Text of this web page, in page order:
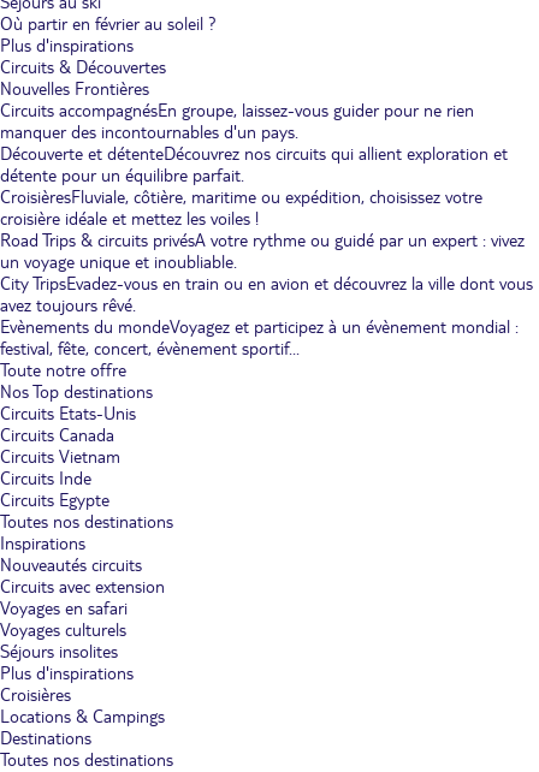
Où partir en février au soleil ?
Plus d'inspirations
Circuits & Découvertes
Nouvelles Frontières
Circuits accompagnésEn groupe, laissez-vous guider pour ne rien
manquer des incontournables d'un pays.
Découverte et détenteDécouvrez nos circuits qui allient exploration et
détente pour un équilibre parfait.
CroisièresFluviale, côtière, maritime ou expédition, choisissez votre
croisière idéale et mettez les voiles !
Road Trips & circuits privésA votre rythme ou guidé par un expert : vivez
un voyage unique et inoubliable.
City TripsEvadez-vous en train ou en avion et découvrez la ville dont vous
avez toujours rêvé.
Evènements du mondeVoyagez et participez à un évènement mondial :
festival, fête, concert, évènement sportif...
Toute notre offre
Nos Top destinations
Circuits Etats-Unis
Circuits Canada
Circuits Vietnam
Circuits Inde
Circuits Egypte
Toutes nos destinations
Inspirations
Nouveautés circuits
Circuits avec extension
Voyages en safari
Voyages culturels
Séjours insolites
Plus d'inspirations
Croisières
Locations & Campings
Destinations
Toutes nos destinations